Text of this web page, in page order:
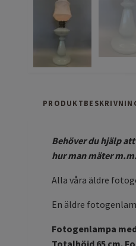
Behöver du hjälp
hur man mäter m.m.
Alla våra äldre
En äldre
Fotogenlampa
Totalhöjd 65 cm.